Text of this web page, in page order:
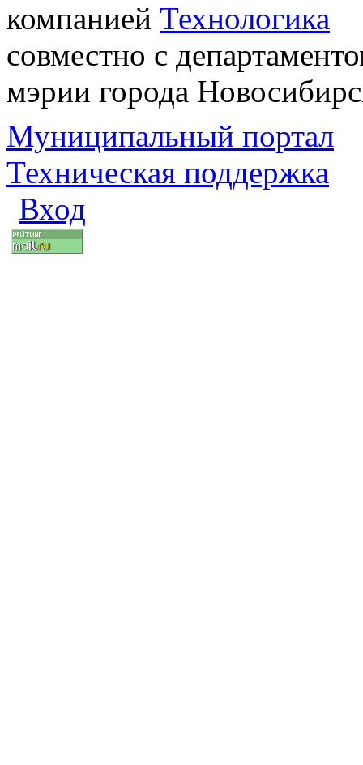
компанией Технологика
совместно с
мэрии города
Муниципальный портал
Техническая поддержка
Вход